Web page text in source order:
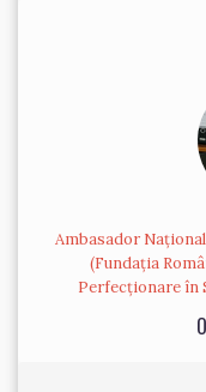
Ambasador
(Fundația
Perfecționare în